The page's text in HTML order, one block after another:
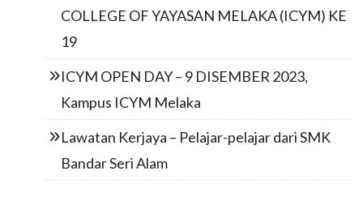
COLLEGE OF YAYASAN MELAKA (ICYM) KE
19
ICYM OPEN DAY – 9 DISEMBER 2023,
Kampus ICYM Melaka
Lawatan Kerjaya – Pelajar-pelajar dari SMK
Bandar Seri Alam